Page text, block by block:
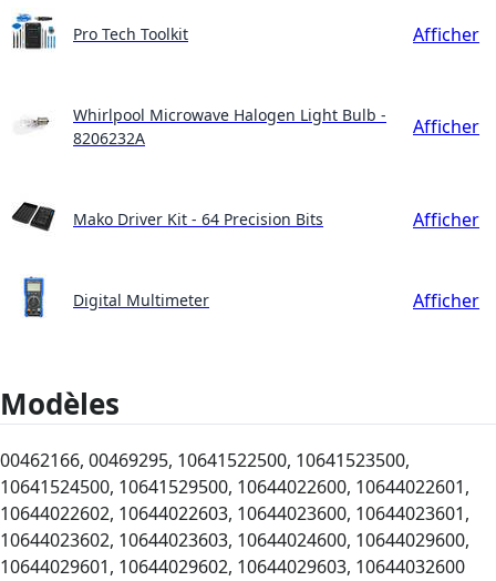
Pro Tech Toolkit Afficher
Whirlpool Microwave Halogen Light Bulb -
8206232A
Afficher
Mako Driver Kit - 64 Precision Bits Afficher
Digital Multimeter Afficher
Modèles
00462166, 00469295, 10641522500, 10641523500,
10641524500, 10641529500, 10644022600, 10644022601,
10644022602, 10644022603, 10644023600, 10644023601,
10644023602, 10644023603, 10644024600, 10644029600,
10644029601, 10644029602, 10644029603, 10644032600